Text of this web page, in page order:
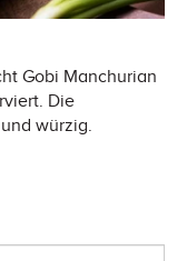
Gobi Manchurian
Die
würzig.